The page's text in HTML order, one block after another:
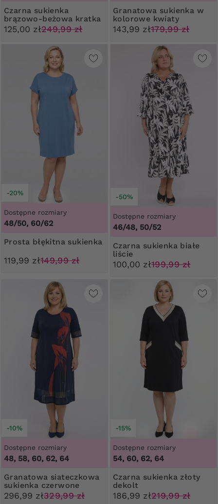
Czarna sukienka
brązowo-beżowa kratka
125,00 zł249,99 zł
Granatowa sukienka w
kolorowe kwiaty
143,99 zł179,99 zł
-20%
Dostępne rozmiary
48/50, 60/62
Prosta błękitna sukienka
119,99 zł149,99 zł
-50%
Dostępne rozmiary
46/48, 50/52
Czarna sukienka białe
liście
100,00 zł199,99 zł
-10%
Dostępne rozmiary
48, 58, 60, 62, 64
Granatowa siateczkowa
sukienka czerwone
kwiaty
296,99 zł329,99 zł
-15%
Dostępne rozmiary
54, 60, 62, 64
Czarna sukienka złoty
dekolt
186,99 zł219,99 zł